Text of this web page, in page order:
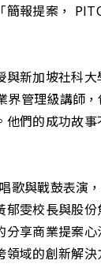
報提案，
新加坡社科
管理級講師
們的成功故事
歌與戰鼓表演
雯校長與股
享商業提案心
域的創新解決